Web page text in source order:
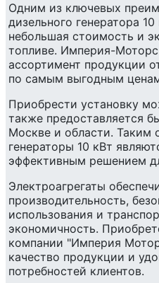
Одним из ключевых
дизельного генератора
небольшая стоимость и
топливе. Империя-
ассортимент продукции
по самым выгодным
Приобрести установку
также предоставляется
Москве и области. Таким
генераторы 10 кВт
эффективным решением
Электроагрегаты
производительность,
использования и
экономичность.
компании "Империя
качество продукции и
потребностей клиентов.